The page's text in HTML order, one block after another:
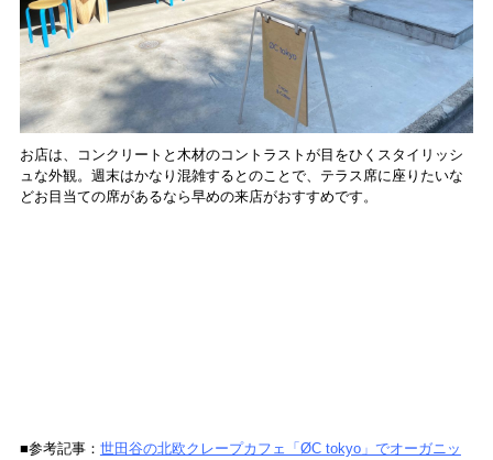
お店は、コンクリートと木材のコントラストが目をひくスタイリッシ
ュな外観。週末はかなり混雑するとのことで、テラス席に座りたいな
どお目当ての席があるなら早めの来店がおすすめです。
■参考記事： 世田谷の北欧クレープカフェ「ØC tokyo」でオーガニッ